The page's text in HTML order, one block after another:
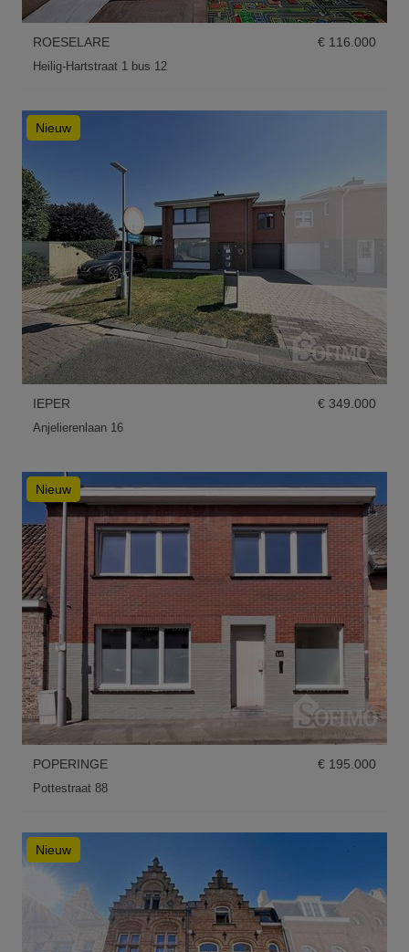
ROESELARE € 116.000
Heilig-Hartstraat 1 bus 12
Nieuw
IEPER € 349.000
Anjelierenlaan 16
Nieuw
POPERINGE € 195.000
Pottestraat 88
Nieuw